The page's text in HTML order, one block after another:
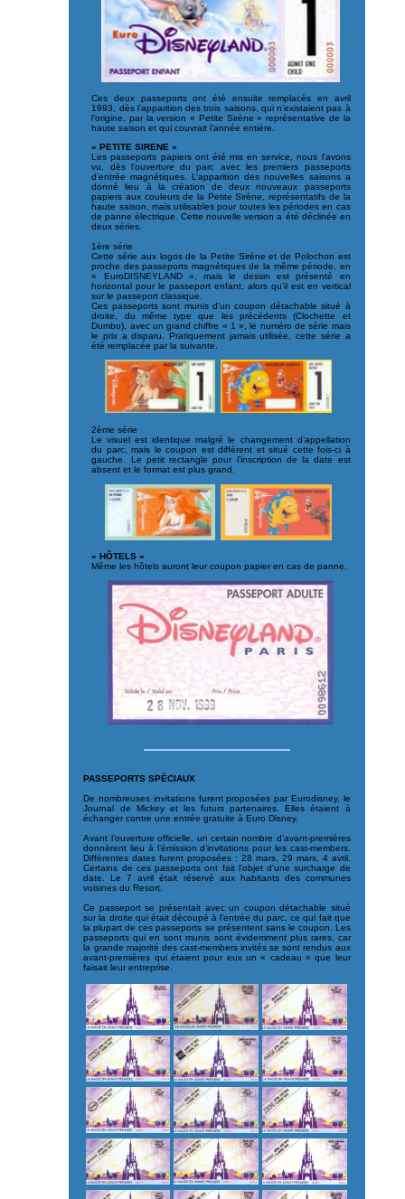
Ces deux passeports ont été ensuite remplacés en avril
1993, dès l’apparition des trois saisons, qui n’existaient pas à
l’origine, par la version « Petite Sirène » représentative de la
haute saison et qui couvrait l’année entière.
« PETITE SIRENE »
Les passeports papiers ont été mis en service, nous l’avons
vu, dès l’ouverture du parc avec les premiers passeports
d’entrée magnétiques. L’apparition des nouvelles saisons a
donné lieu à la création de deux nouveaux passeports
papiers aux couleurs de la Petite Sirène, représentatifs de la
haute saison, mais utilisables pour toutes les périodes en cas
de panne électrique. Cette nouvelle version a été déclinée en
deux séries.
1ère série
Cette série aux logos de la Petite Sirène et de Polochon est
proche des passeports magnétiques de la même période, en
« EuroDISNEYLAND », mais le dessin est présenté en
horizontal pour le passeport enfant, alors qu’il est en vertical
sur le passeport classique.
Ces passeports sont munis d’un coupon détachable situé à
droite, du même type que les précédents (Clochette et
Dumbo), avec un grand chiffre « 1 », le numéro de série mais
le prix a disparu. Pratiquement jamais utilisée, cette série a
été remplacée par la suivante.
2ème série
Le visuel est identique malgré le changement d’appellation
du parc, mais le coupon est différent et situé cette fois-ci à
gauche. Le petit rectangle pour l’inscription de la date est
absent et le format est plus grand.
« HÔTELS »
Même les hôtels auront leur coupon papier en cas de panne.
PASSEPORTS SPÉCIAUX
De nombreuses invitations furent proposées par Eurodisney, le
Journal de Mickey et les futurs partenaires. Elles étaient à
échanger contre une entrée gratuite à Euro Disney.
Avant l’ouverture officielle, un certain nombre d’avant-premières
donnèrent lieu à l’émission d’invitations pour les cast-members.
Différentes dates furent proposées : 28 mars, 29 mars, 4 avril.
Certains de ces passeports ont fait l’objet d’une surcharge de
date. Le 7 avril était réservé aux habitants des communes
voisines du Resort.
Ce passeport se présentait avec un coupon détachable situé
sur la droite qui était découpé à l’entrée du parc, ce qui fait que
la plupart de ces passeports se présentent sans le coupon. Les
passeports qui en sont munis sont évidemment plus rares, car
la grande majorité des cast-members invités se sont rendus aux
avant-premières qui étaient pour eux un « cadeau » que leur
faisait leur entreprise.